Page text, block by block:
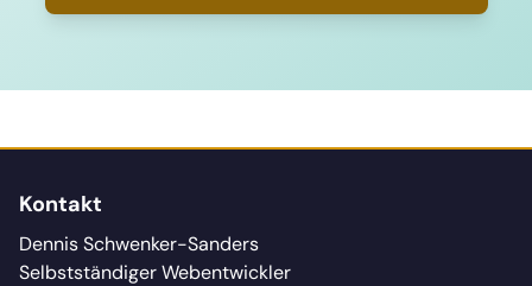
Kontakt
Dennis Schwenker-Sanders
Selbstständiger Webentwickler